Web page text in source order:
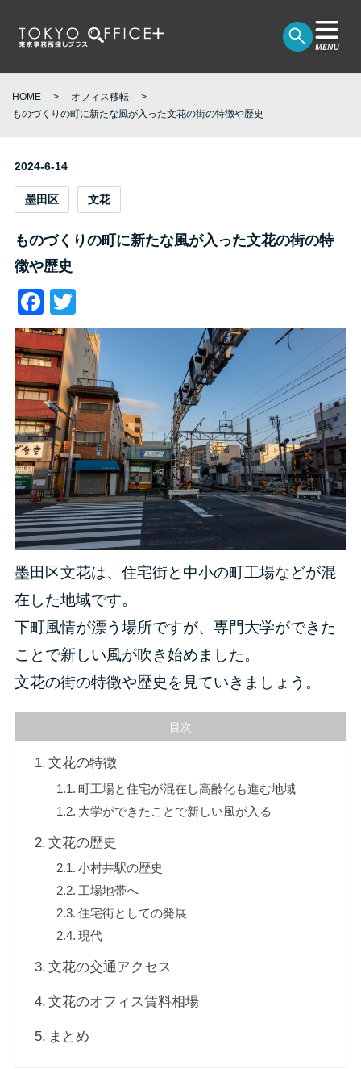
HOME
オフィス移転
ものづくりの町に新たな風が入った文花の街の特徴や歴史
2024-6-14
墨田区 文花
ものづくりの町に新たな風が入った文花の街の特
徴や歴史
Facebook
墨田区文花は、住宅街と中小の町工場などが混
在した地域です。
下町風情が漂う場所ですが、専門大学ができた
ことで新しい風が吹き始めました。
文花の街の特徴や歴史を見ていきましょう。
目次
文花の特徴
町工場と住宅が混在し高齢化も進む地域
大学ができたことで新しい風が入る
文花の歴史
小村井駅の歴史
工場地帯へ
住宅街としての発展
現代
文花の交通アクセス
文花のオフィス賃料相場
まとめ